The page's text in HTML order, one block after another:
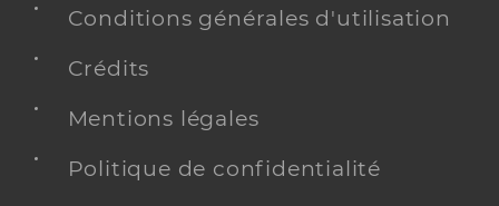
Conditions générales d'utilisation
Crédits
Mentions légales
Politique de confidentialité